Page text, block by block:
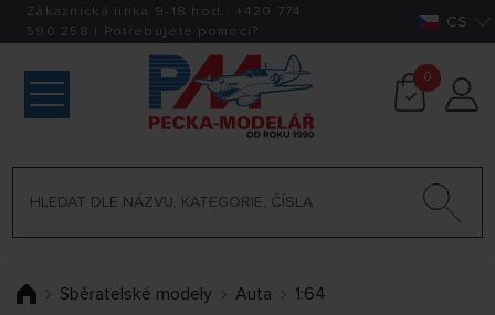
Zákaznická linka 9-18 hod.: +420 774
590 258 | Potřebujete pomoci? CS
0
Sběratelské modely Auta 1:64